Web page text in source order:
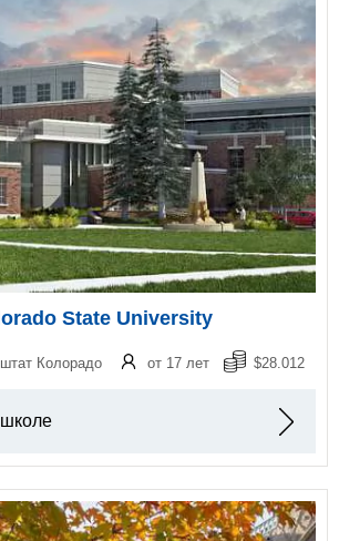
State University
Колорадо от 17 лет $28.012